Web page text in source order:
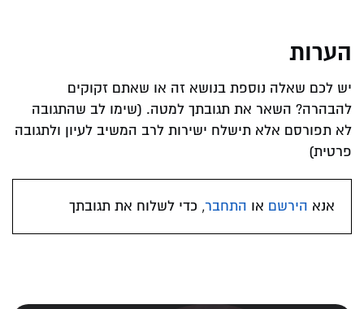
הערות
יש לכם שאלה נוספת בנושא זה או שאתם זקוקים
להבהרה? השאר את תגובתך למטה. (שימו לב שהתגובה
לא תפורסם אלא תישלח ישירות לרב המשיב לעיון ולתגובה
פרטית)
אנא הירשם או התחבר, כדי לשלוח את תגובתך